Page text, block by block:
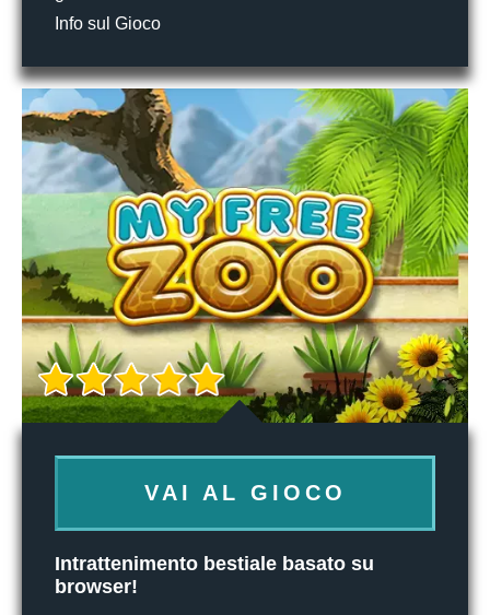
Info sul Gioco
VAI AL GIOCO
Intrattenimento bestiale basato su
browser!